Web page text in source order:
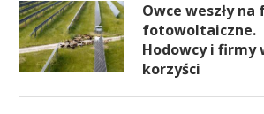
Owce weszły na
fotowoltaiczne.
Hodowcy i firmy
korzyści